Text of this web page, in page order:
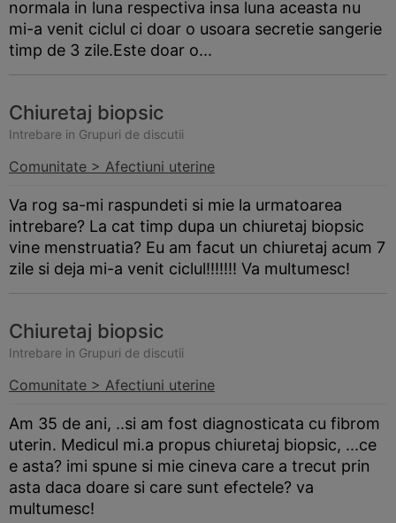
normala in luna respectiva insa luna aceasta nu
mi-a venit ciclul ci doar o usoara secretie sangerie
timp de 3 zile.Este doar o...
Chiuretaj biopsic
Intrebare in Grupuri de discutii
Comunitate > Afectiuni uterine
Va rog sa-mi raspundeti si mie la urmatoarea
intrebare? La cat timp dupa un chiuretaj biopsic
vine menstruatia? Eu am facut un chiuretaj acum 7
zile si deja mi-a venit ciclul!!!!!!! Va multumesc!
Chiuretaj biopsic
Intrebare in Grupuri de discutii
Comunitate > Afectiuni uterine
Am 35 de ani, ..si am fost diagnosticata cu fibrom
uterin. Medicul mi.a propus chiuretaj biopsic, ...ce
e asta? imi spune si mie cineva care a trecut prin
asta daca doare si care sunt efectele? va
multumesc!